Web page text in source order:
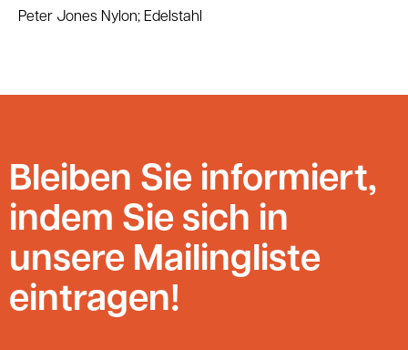
Peter Jones Nylon; Edelstahl
Bleiben Sie informiert,
indem Sie sich in
unsere Mailingliste
eintragen!